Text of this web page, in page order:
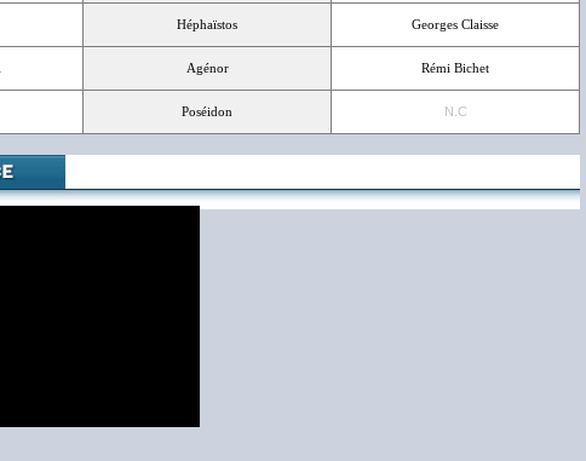
Héphaïstos Georges Claisse
Agénor Rémi Bichet
Poséidon N.C